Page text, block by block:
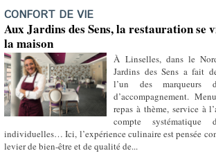
CONFORT DE VIE
Aux Jardins des Sens, la restauration se
la maison
À Linselles, dans le
Jardins des Sens a fait
l’un des marqueurs
d’accompagnement.
repas à thème, service à
compte systématique
individuelles… Ici, l’expérience culinaire est pensée
levier de bien-être et de qualité de...